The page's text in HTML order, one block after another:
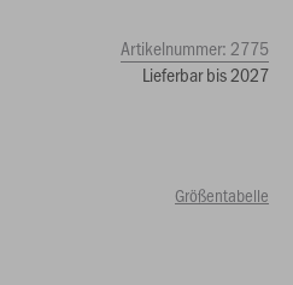
Artikelnummer: 2775
Lieferbar bis 2027
Größentabelle